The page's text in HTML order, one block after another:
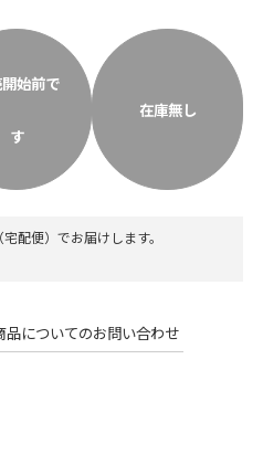
始前で
す
在庫無し
配便） でお届けします。
品についてのお問い合わせ